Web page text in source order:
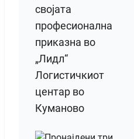
својата
професионална
приказна во
„Лидл“
Логистичкиот
центар во
Куманово